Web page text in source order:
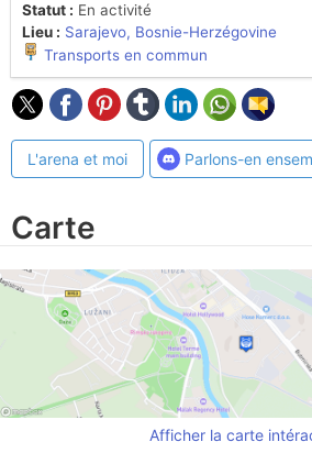
Statut : En activité
Lieu : Sarajevo, Bosnie-Herzégovine
Transports en commun
L'arena et moi Parlons-en
Carte
Afficher la carte